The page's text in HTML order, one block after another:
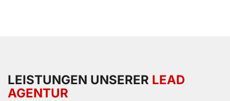
LEISTUNGEN UNSERER LEAD
AGENTUR